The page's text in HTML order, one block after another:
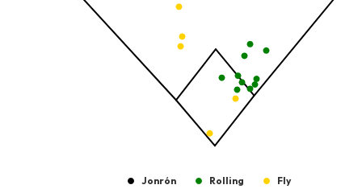
Jonrón Rolling Fly